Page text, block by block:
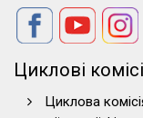
Циклові
Циклова